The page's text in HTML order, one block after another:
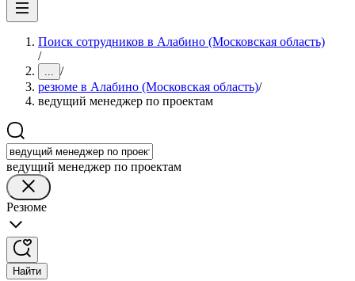
Поиск сотрудников в Алабино (Московская область)
/
... /
резюме в Алабино (Московская область)/
ведущий менеджер по проектам
ведущий менеджер по проектам
Резюме
Найти